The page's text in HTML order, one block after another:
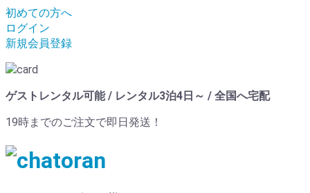
初めての方へ
ログイン
新規会員登録
ゲストレンタル可能 / レンタル3泊4日～ / 全国へ宅配
19時までのご注文で即日発送！